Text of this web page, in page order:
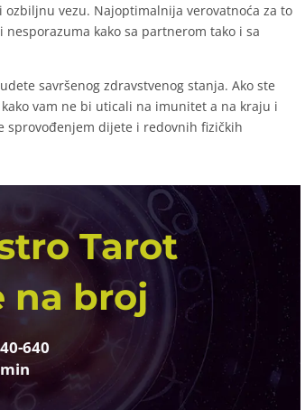
vezu. Najoptimalnija verovatnoća za to
kako sa partnerom tako i sa
savršenog zdravstvenog stanja. Ako ste
vam ne bi uticali na imunitet a na kraju i
sprovođenjem dijete i redovnih fizičkih
Tarot
na broj
640